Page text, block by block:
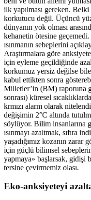
ilk yapılması gereken.
korkutucu değil. Üçüncü
dünyanın yok olması
kehanetin ötesine
ısınmanın sebeplerini
Araştırmalara göre
için eyleme geçildiğinde
korkumuz yersiz değilse
kabul ettikten sonra
Milletler’in (BM) raporuna
sonrası) küresel
krmızı alarm olarak
değişimin 2°C altında
söylüyor. Bilim insanlarına
ısınmayı azaltmak, sıfıra
yaşadığımız kozanın
için güçlü bilimsel
yapmaya» başlarsak, gidişi
tersine çevirmemiz olası.
Eko-anksiyeteyi